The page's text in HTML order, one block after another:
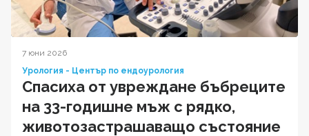
7 юни 2026
Урология - Център по ендоурология
Спасиха от увреждане бъбреците
на 33-годишне мъж с рядко,
животозастрашаващо състояние